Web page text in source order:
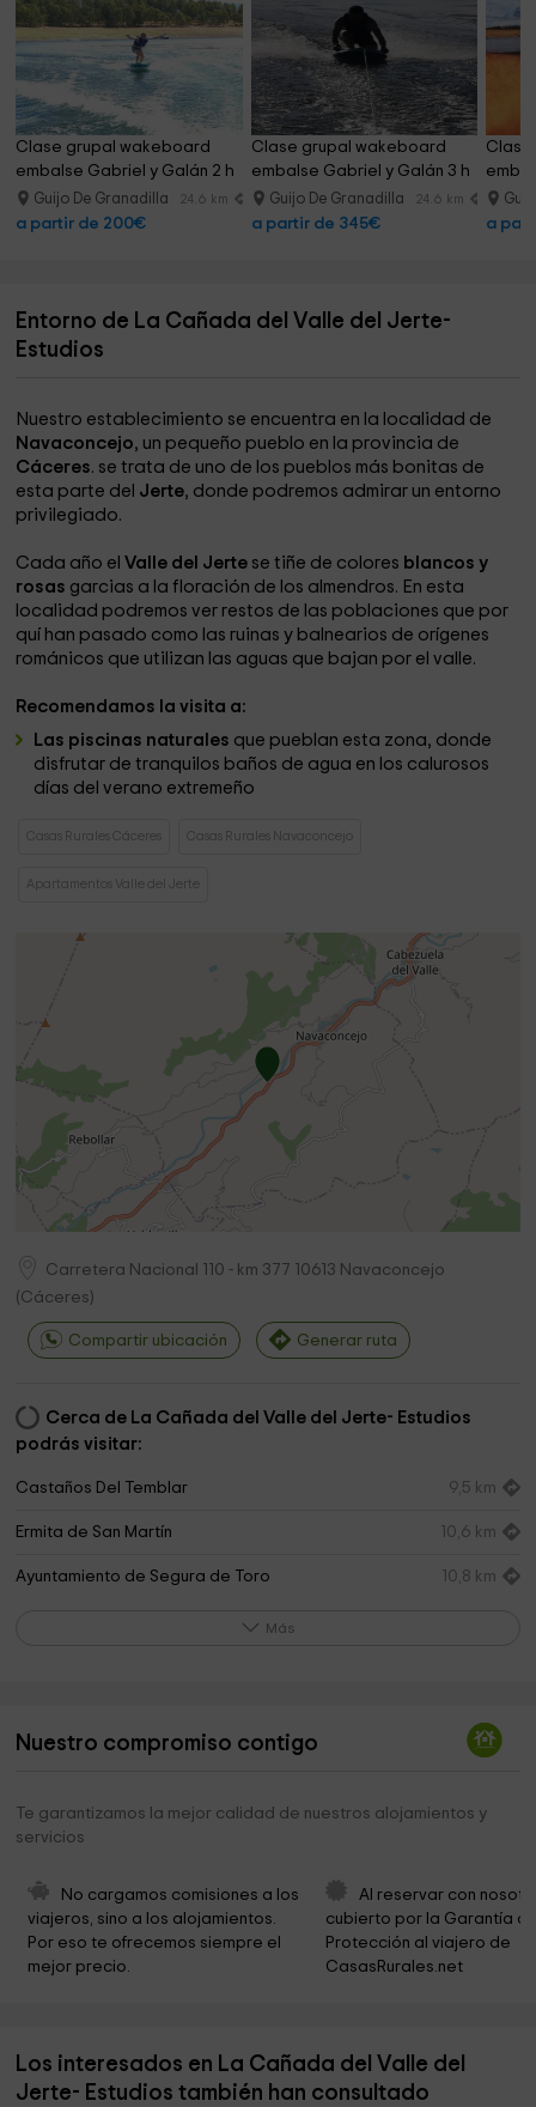
Clase grupal wakeboard
embalse Gabriel y Galán 2 h
Guijo De Granadilla 24.6 km
a partir de 200€
Clase grupal wakeboard
embalse Gabriel y Galán 3 h
Guijo De Granadilla 24.6 km
a partir de 345€ a
Entorno de La Cañada del Valle del Jerte-
Estudios
Nuestro establecimiento se encuentra en la localidad de
Navaconcejo, un pequeño pueblo en la provincia de
Cáceres. se trata de uno de los pueblos más bonitas de
esta parte del Jerte, donde podremos admirar un entorno
privilegiado.
Cada año elValle del Jerte se tiñe de colores blancos y
rosas garcias a la floración de los almendros. En esta
localidad podremos ver restos de las poblaciones que por
quí han pasado como las ruinas y balnearios de orígenes
románicos que utilizan las aguas que bajan por el valle.
Recomendamos la visita a:
Las piscinas naturales que pueblan esta zona, donde
disfrutar de tranquilos baños de agua en los calurosos
días del verano extremeño
Casas Rurales Cáceres Casas Rurales Navaconcejo
Apartamentos Valle del Jerte
Carretera Nacional 110 - km 377 10613 Navaconcejo
(Cáceres)
Compartir ubicación Generar ruta
Cerca de La Cañada del Valle del Jerte- Estudios
podrás visitar:
Castaños Del Temblar 9,5 km
Ermita de San Martín 10,6 km
Ayuntamiento de Segura de Toro 10,8 km
Museo Pérez Comendador-Leroux
Municipio de Aldeanueva del Camino 12,4 km
Parroquia de San Servando
Cementerio
Presa del Embalse de Armiñán
Ermita de la Soledad 13,5 km
Alcornoque de la Fresneda 14,0 km
Más
Nuestro compromiso contigo
Te garantizamos la mejor calidad de nuestros alojamientos y
servicios
No cargamos comisiones a los
viajeros, sino a los alojamientos.
Por eso te ofrecemos siempre el
mejor precio.
Al reservar con
cubierto por la Garantía
Protección al viajero de
CasasRurales.net
Los interesados en La Cañada del Valle del
Jerte- Estudios también han consultado